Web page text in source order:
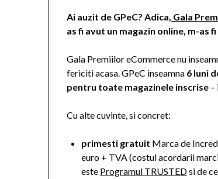
Ai auzit de GPeC? Adica, Gala
as fi avut un magazin online, m-as
Gala Premiilor eCommerce nu
fericiti acasa. GPeC inseamna 6 luni
pentru toate magazinele inscrise –
Cu alte cuvinte, si concret:
primesti gratuit Marca de
euro + TVA (costul acordarii
este Programul TRUSTEDsi de